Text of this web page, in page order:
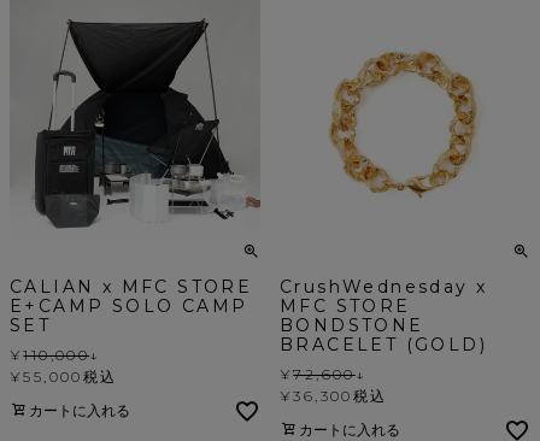
CALIAN x MFC STORE
E+CAMP SOLO CAMP
SET
¥110,000↓
¥55,000 税込
カートに入れる
CrushWednesday x
MFC STORE
BONDSTONE
BRACELET (GOLD)
¥72,600↓
¥36,300 税込
カートに入れる